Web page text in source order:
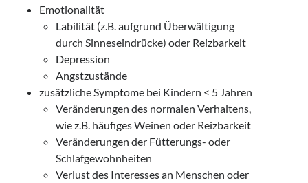
Emotionalität
Labilität (z.B. aufgrund Überwältigung
durch Sinneseindrücke) oder Reizbarkeit
Depression
Angstzustände
zusätzliche Symptome bei Kindern < 5 Jahren
Veränderungen des normalen Verhaltens,
wie z.B. häufiges Weinen oder Reizbarkeit
Veränderungen der Fütterungs- oder
Schlafgewohnheiten
Verlust des Interesses an Menschen oder